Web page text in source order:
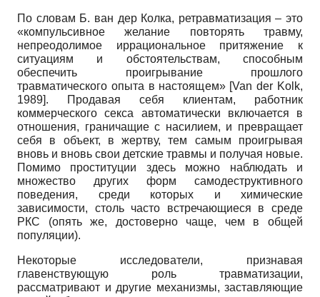
По словам Б. ван дер Колка, ретравматизация – это
«компульсивное желание повторять травму,
непреодолимое иррациональное притяжение к
ситуациям и обстоятельствам, способным
обеспечить проигрывание прошлого
травматического опыта в настоящем» [Van der Kolk,
1989]. Продавая себя клиентам, работник
коммерческого секса автоматически включается в
отношения, граничащие с насилием, и превращает
себя в объект, в жертву, тем самым проигрывая
вновь и вновь свои детские травмы и получая новые.
Помимо проституции здесь можно наблюдать и
множество других форм самодеструктивного
поведения, среди которых и химические
зависимости, столь часто встречающиеся в среде
РКС (опять же, достоверно чаще, чем в общей
популяции).
Некоторые исследователи, признавая
главенствующую роль травматизации,
рассматривают и другие механизмы, заставляющие